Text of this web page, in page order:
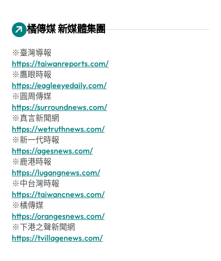
橘傳媒 新媒體集團
※臺灣導報
https://taiwanreports.com/
※鷹眼時報
https://eagleeyedaily.com/
※圓周傳媒
https://surroundnews.com/
※真言新聞網
https://wetruthnews.com/
※新一代時報
https://agesnews.com/
※鹿港時報
https://lugangnews.com/
※中台灣時報
https://taiwancnews.com/
※橘傳媒
https://orangesnews.com/
※下港之聲新聞網
https://tvillagenews.com/